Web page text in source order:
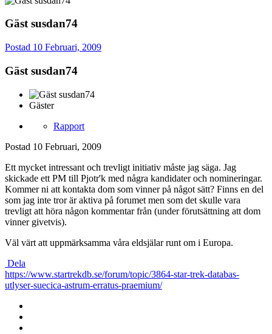
Gäst susdan74
Postad 10 Februari, 2009
Gäst susdan74
Gäster
Rapport
Postad 10 Februari, 2009
Ett mycket intressant och trevligt initiativ måste jag säga. Jag
skickade ett PM till Pjotr'k med några kandidater och nomineringar.
Kommer ni att kontakta dom som vinner på något sätt? Finns en del
som jag inte tror är aktiva på forumet men som det skulle vara
trevligt att höra någon kommentar från (under förutsättning att dom
vinner givetvis).
Väl värt att uppmärksamma våra eldsjälar runt om i Europa.
Dela
https://www.startrekdb.se/forum/topic/3864-star-trek-databas-
utlyser-suecica-astrum-erratus-praemium/